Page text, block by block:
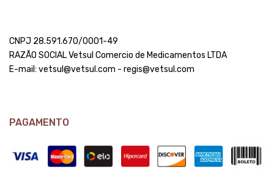
CNPJ 28.591.670/0001-49
RAZÃO SOCIAL Vetsul Comercio de Medicamentos LTDA
E-mail: vetsul@vetsul.com - regis@vetsul.com
PAGAMENTO